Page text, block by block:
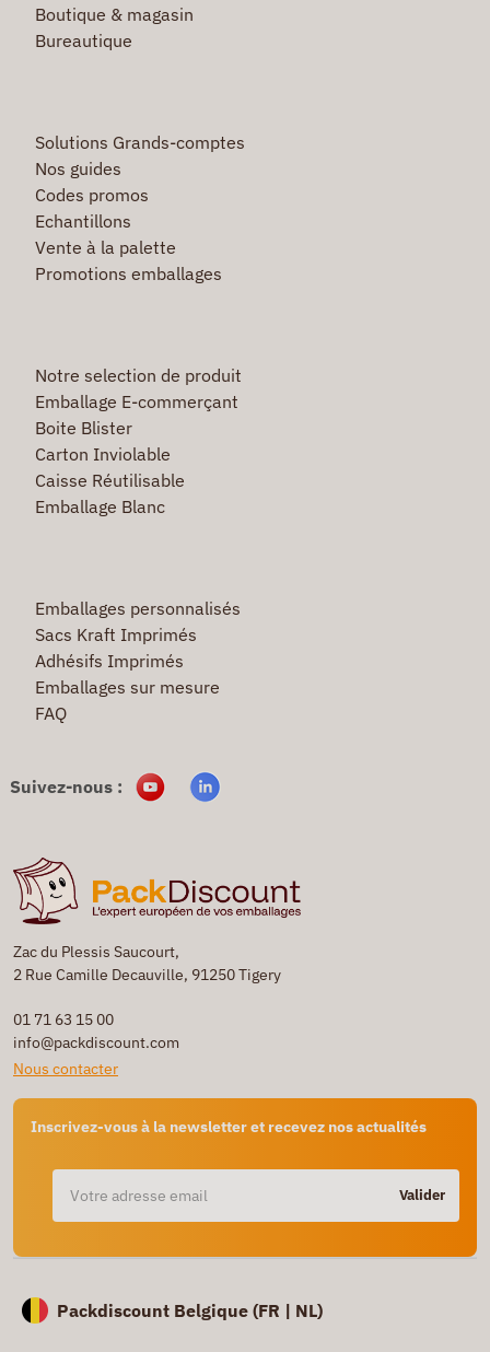
Zac du Plessis Saucourt,
2 Rue Camille Decauville, 91250 Tigery
01 71 63 15 00
info@packdiscount.com
Nous contacter
Inscrivez-vous à la newsletter et recevez nos actualités
Valider
Boutique & magasin
Bureautique
Solutions Grands-comptes
Nos guides
Codes promos
Echantillons
Vente à la palette
Promotions emballages
Notre selection de produit
Emballage E-commerçant
Boite Blister
Carton Inviolable
Caisse Réutilisable
Emballage Blanc
Emballages personnalisés
Sacs Kraft Imprimés
Adhésifs Imprimés
Emballages sur mesure
FAQ
Suivez-nous :
Packdiscount Belgique (FR | NL)